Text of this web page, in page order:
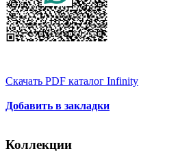
Скачать PDF каталог Infinity
Добавить в закладки
Коллекции